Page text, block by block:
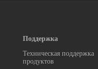
Поддержка
Техническая поддержка
продуктов